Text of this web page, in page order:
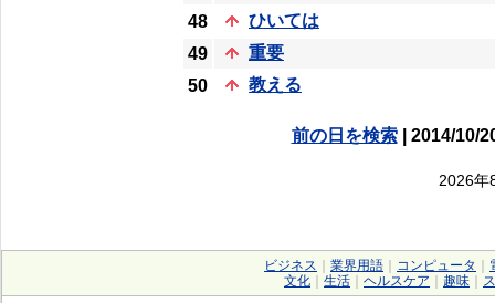
48
ひいては
49
重要
50
教える
前の日を検索| 2014/10/
2026年
ビジネス 業界用語 コンピュータ
文化
生活 ヘルスケア 趣味